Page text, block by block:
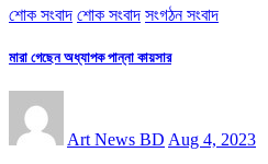
শোক সংবাদ শোক সংবাদ সংগঠন সংবাদ
মারা গেছেন অধ্যাপক পান্না কায়সার
Art News BD Aug 4, 2023